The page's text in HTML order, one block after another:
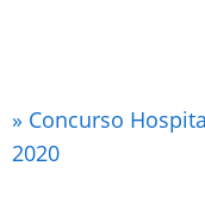
» Concurso
2020